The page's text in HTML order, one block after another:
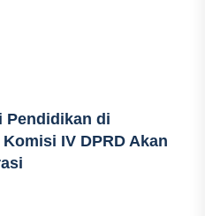
Pendidikan di
IV DPRD Akan